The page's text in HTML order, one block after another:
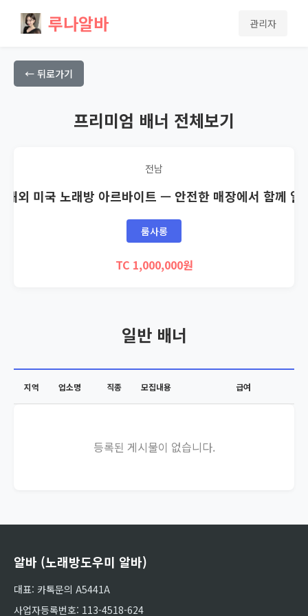
루나알바 관리자
← 뒤로가기
프리미엄 배너 전체보기
전남
외 미국 노래방 아르바이트 — 안전한 매장에서 함께 일
룸사롱
TC 1,000,000원
일반 배너
지역 업소명 직종 모집내용 급여
등록된 게시물이 없습니다.
알바 (노래방도우미 알바)
대표: 카톡문의 A5441A
사업자등록번호: 113-4518-624